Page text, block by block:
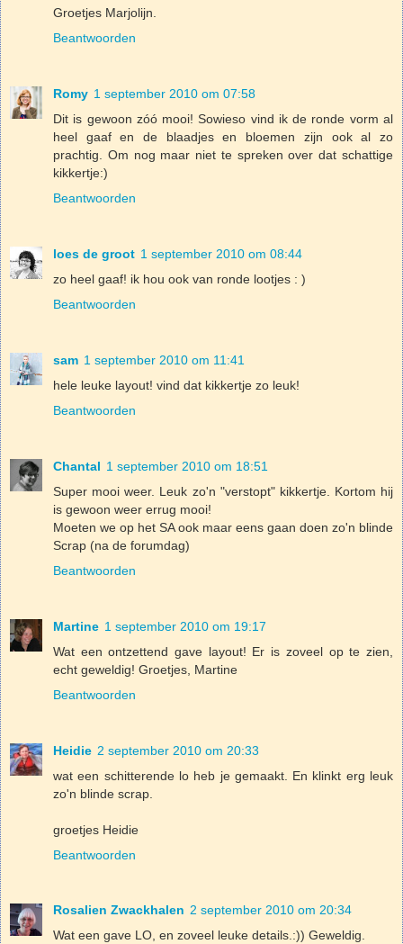
Groetjes Marjolijn.
Beantwoorden
Romy 1 september 2010 om 07:58
Dit is gewoon zóó mooi! Sowieso vind ik de ronde vorm al
heel gaaf en de blaadjes en bloemen zijn ook al zo
prachtig. Om nog maar niet te spreken over dat schattige
kikkertje:)
Beantwoorden
loes de groot 1 september 2010 om 08:44
zo heel gaaf! ik hou ook van ronde lootjes : )
Beantwoorden
sam 1 september 2010 om 11:41
hele leuke layout! vind dat kikkertje zo leuk!
Beantwoorden
Chantal 1 september 2010 om 18:51
Super mooi weer. Leuk zo'n "verstopt" kikkertje. Kortom hij
is gewoon weer errug mooi!
Moeten we op het SA ook maar eens gaan doen zo'n blinde
Scrap (na de forumdag)
Beantwoorden
Martine 1 september 2010 om 19:17
Wat een ontzettend gave layout! Er is zoveel op te zien,
echt geweldig! Groetjes, Martine
Beantwoorden
Heidie 2 september 2010 om 20:33
wat een schitterende lo heb je gemaakt. En klinkt erg leuk
zo'n blinde scrap.
groetjes Heidie
Beantwoorden
Rosalien Zwackhalen 2 september 2010 om 20:34
Wat een gave LO, en zoveel leuke details.:)) Geweldig.